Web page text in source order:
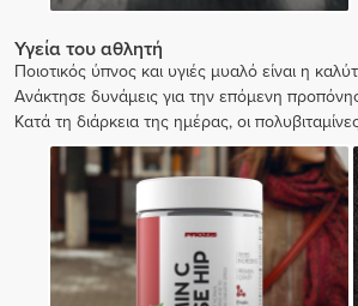
Υγεία του αθλητή
Ποιοτικός ύπνος και υγιές μυαλό είναι η
Ανάκτησε δυνάμεις για την επόμενη
Κατά τη διάρκεια της ημέρας, οι